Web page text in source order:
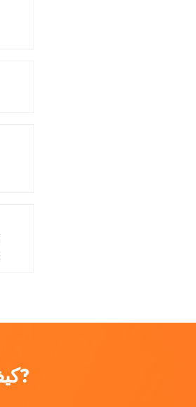
كيف يمكننا مساعدتك؟?